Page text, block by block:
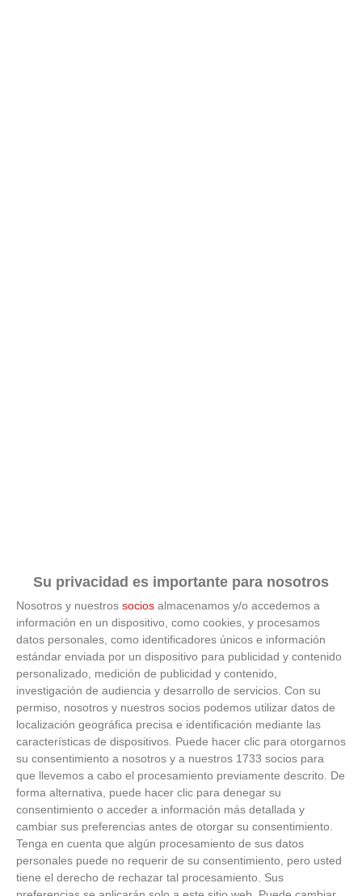
Su privacidad es importante para nosotros
Nosotros y nuestros socios almacenamos y/o accedemos a
información en un dispositivo, como cookies, y procesamos
datos personales, como identificadores únicos e información
estándar enviada por un dispositivo para publicidad y contenido
personalizado, medición de publicidad y contenido,
investigación de audiencia y desarrollo de servicios. Con su
permiso, nosotros y nuestros socios podemos utilizar datos de
localización geográfica precisa e identificación mediante las
características de dispositivos. Puede hacer clic para otorgarnos
su consentimiento a nosotros y a nuestros 1733 socios para
que llevemos a cabo el procesamiento previamente descrito. De
forma alternativa, puede hacer clic para denegar su
consentimiento o acceder a información más detallada y
cambiar sus preferencias antes de otorgar su consentimiento.
Tenga en cuenta que algún procesamiento de sus datos
personales puede no requerir de su consentimiento, pero usted
tiene el derecho de rechazar tal procesamiento. Sus
No es tu imaginación
¿Ves caras en enchufes, coches o nubes? Tiene